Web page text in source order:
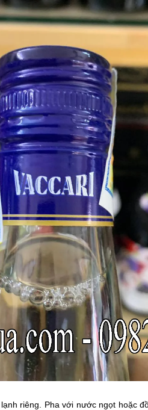
riêng. Pha với nước ngọt hoặc